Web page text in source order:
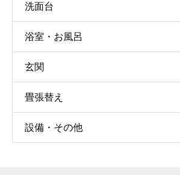
洗面台
浴室・お風呂
玄関
畳張替え
設備・その他